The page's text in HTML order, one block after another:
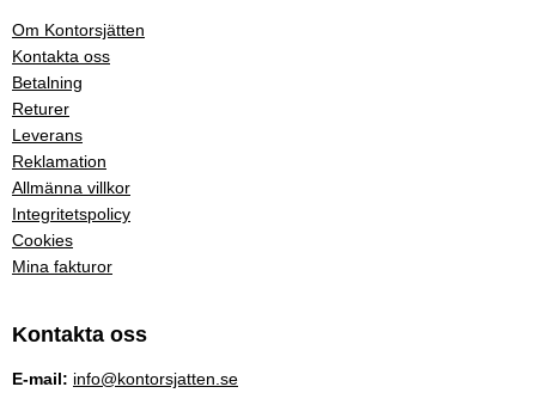
Om Kontorsjätten
Kontakta oss
Betalning
Returer
Leverans
Reklamation
Allmänna villkor
Integritetspolicy
Cookies
Mina fakturor
Kontakta oss
E-mail: info@kontorsjatten.se